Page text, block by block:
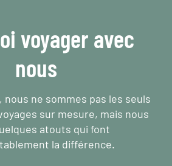
voyager avec
nous
nous ne sommes pas les seuls
sur mesure, mais nous
atouts qui font
la différence.